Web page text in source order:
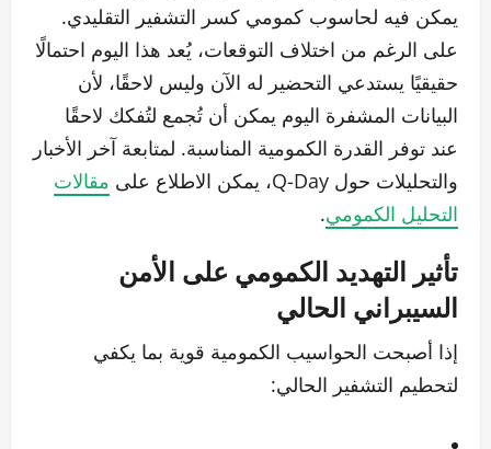
يمكن فيه لحاسوب كمومي كسر التشفير التقليدي.
على الرغم من اختلاف التوقعات، يُعد هذا اليوم احتمالًا
حقيقيًا يستدعي التحضير له الآن وليس لاحقًا، لأن
البيانات المشفرة اليوم يمكن أن تُجمع لتُفكك لاحقًا
عند توفر القدرة الكمومية المناسبة. لمتابعة آخر الأخبار
والتحليلات حول Q-Day، يمكن الاطلاع على
مقالات
التحليل الكمومي.
تأثير التهديد الكمومي على الأمن
السيبراني الحالي
إذا أصبحت الحواسيب الكمومية قوية بما يكفي
لتحطيم التشفير الحالي: